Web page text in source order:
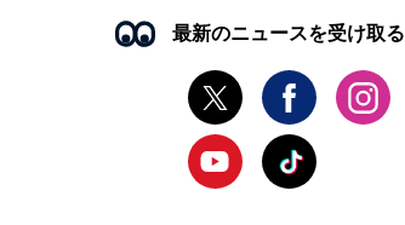
最新のニュースを受け取る